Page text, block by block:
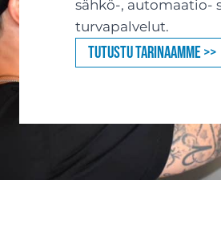
sähkö-, automaatio-
turvapalvelut.
Tutustu tarinaamme >>